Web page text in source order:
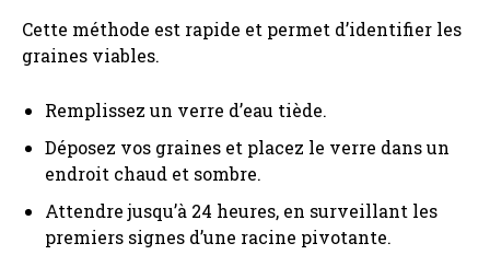
Cette méthode est rapide et permet d’identifier les
graines viables.
Remplissez un verre d’eau tiède.
Déposez vos graines et placez le verre dans un
endroit chaud et sombre.
Attendre jusqu’à 24 heures, en surveillant les
premiers signes d’une racine pivotante.